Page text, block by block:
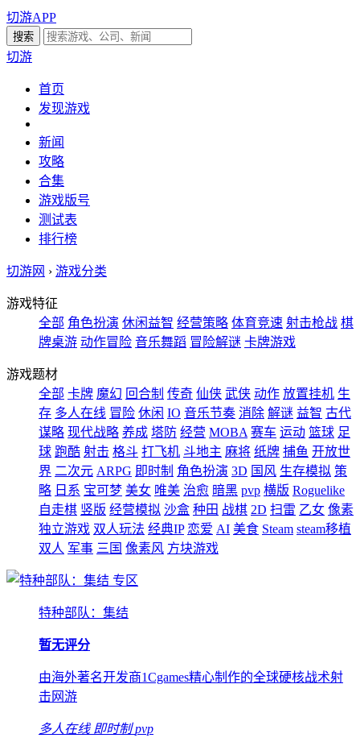
切游APP
切游
首页
发现游戏
新闻
攻略
合集
游戏版号
测试表
排行榜
切游网 › 游戏分类
游戏特征
全部 角色扮演 休闲益智 经营策略 体育竞速 射击枪战 棋
牌桌游 动作冒险 音乐舞蹈 冒险解谜 卡牌游戏
游戏题材
全部 卡牌 魔幻 回合制 传奇 仙侠 武侠 动作 放置挂机 生
存 多人在线 冒险 休闲 IO 音乐节奏 消除 解谜 益智 古代
谋略 现代战略 养成 塔防 经营 MOBA 赛车 运动 篮球 足
球 跑酷 射击 格斗 打飞机 斗地主 麻将 纸牌 捕鱼 开放世
界 二次元 ARPG 即时制 角色扮演 3D 国风 生存模拟 策
略 日系 宝可梦 美女 唯美 治愈 暗黑 pvp 横版 Roguelike
自走棋 竖版 经营模拟 沙盒 种田 战棋 2D 扫雷 乙女 像素
独立游戏 双人玩法 经典IP 恋爱 AI 美食 Steam steam移植
双人 军事 三国 像素风 方块游戏
专区
特种部队：集结
暂无评分
由海外著名开发商1Cgames精心制作的全球硬核战术射
击网游
多人在线 即时制 pvp